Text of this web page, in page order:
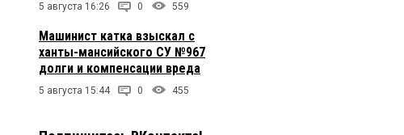
5 августа 16:26 0 559
Машинист катка взыскал с
ханты-мансийского СУ №967
долги и компенсации вреда
5 августа 15:44 0 455